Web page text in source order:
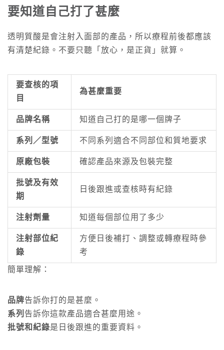
要知道自己打了甚麼
透明質酸是會注射入面部的產品，所以療程前後都應該
有清楚紀錄。不要只聽「放心，是正貨」就算。
要查核的項
目
為甚麼重要
品牌名稱 知道自己打的是哪一個牌子
系列／型號 不同系列適合不同部位和質地要求
原廠包裝 確認產品來源及包裝完整
批號及有效
期
日後跟進或查核時有紀錄
注射劑量 知道每個部位用了多少
注射部位紀
錄
方便日後補打、調整或轉療程時參
考
簡單理解：
品牌告訴你打的是甚麼。
系列 告訴你這款產品適合甚麼用途。
批號和紀錄是日後跟進的重要資料。